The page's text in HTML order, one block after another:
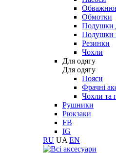
Обмотки
Подушки
Подушки
Резинки
Чохли
Для одягу
Для одягу
Пояси
Фрачні
Чохли та
Рушники
Рюкзаки
FB
IG
RU UA EN